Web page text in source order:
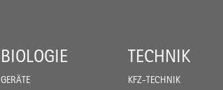
BIOLOGIE
GERÄTE
TECHNIK
KFZ-TECHNIK